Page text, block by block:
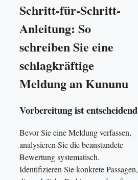
Schritt-für-Schritt-
Anleitung: So
schreiben Sie eine
schlagkräftige
Meldung an Kununu
Vorbereitung ist entscheidend
Bevor Sie eine Meldung verfassen,
analysieren Sie die beanstandete
Bewertung systematisch.
Identifizieren Sie konkrete Passagen,